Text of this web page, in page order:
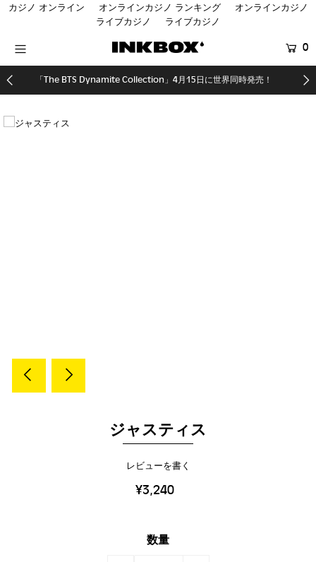
カジノ オンライン オンラインカジノ ランキング
オンラインカジノ
ライブカジノ
ライブカジノ
0
「The BTS Dynamite Collection」4月15日に世界同時発売！
ジャスティス
レビューを書く
¥3,240
数量
SHOP